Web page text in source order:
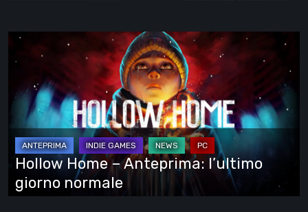
Hollow
Home
Anteprima:
l’ultimo
giorno
normale
Hollow Home – Anteprima: l’ultimo
giorno normale